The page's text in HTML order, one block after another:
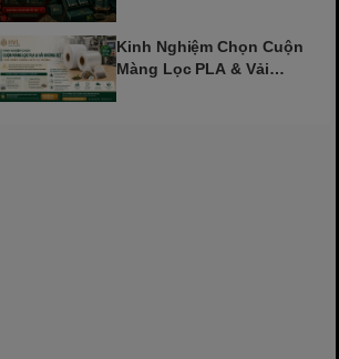
Kinh Nghiệm Chọn Cuộn
Màng Lọc PLA & Vải